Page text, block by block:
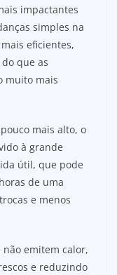
impactantes
simples na
eficientes,
que as
muito mais
mais alto, o
à grande
útil, que pode
de uma
e menos
não emitem calor,
e reduzindo